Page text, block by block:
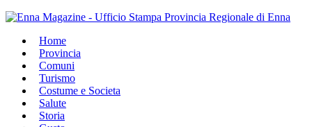
Home
Provincia
Comuni
Turismo
Costume e Societa
Salute
Storia